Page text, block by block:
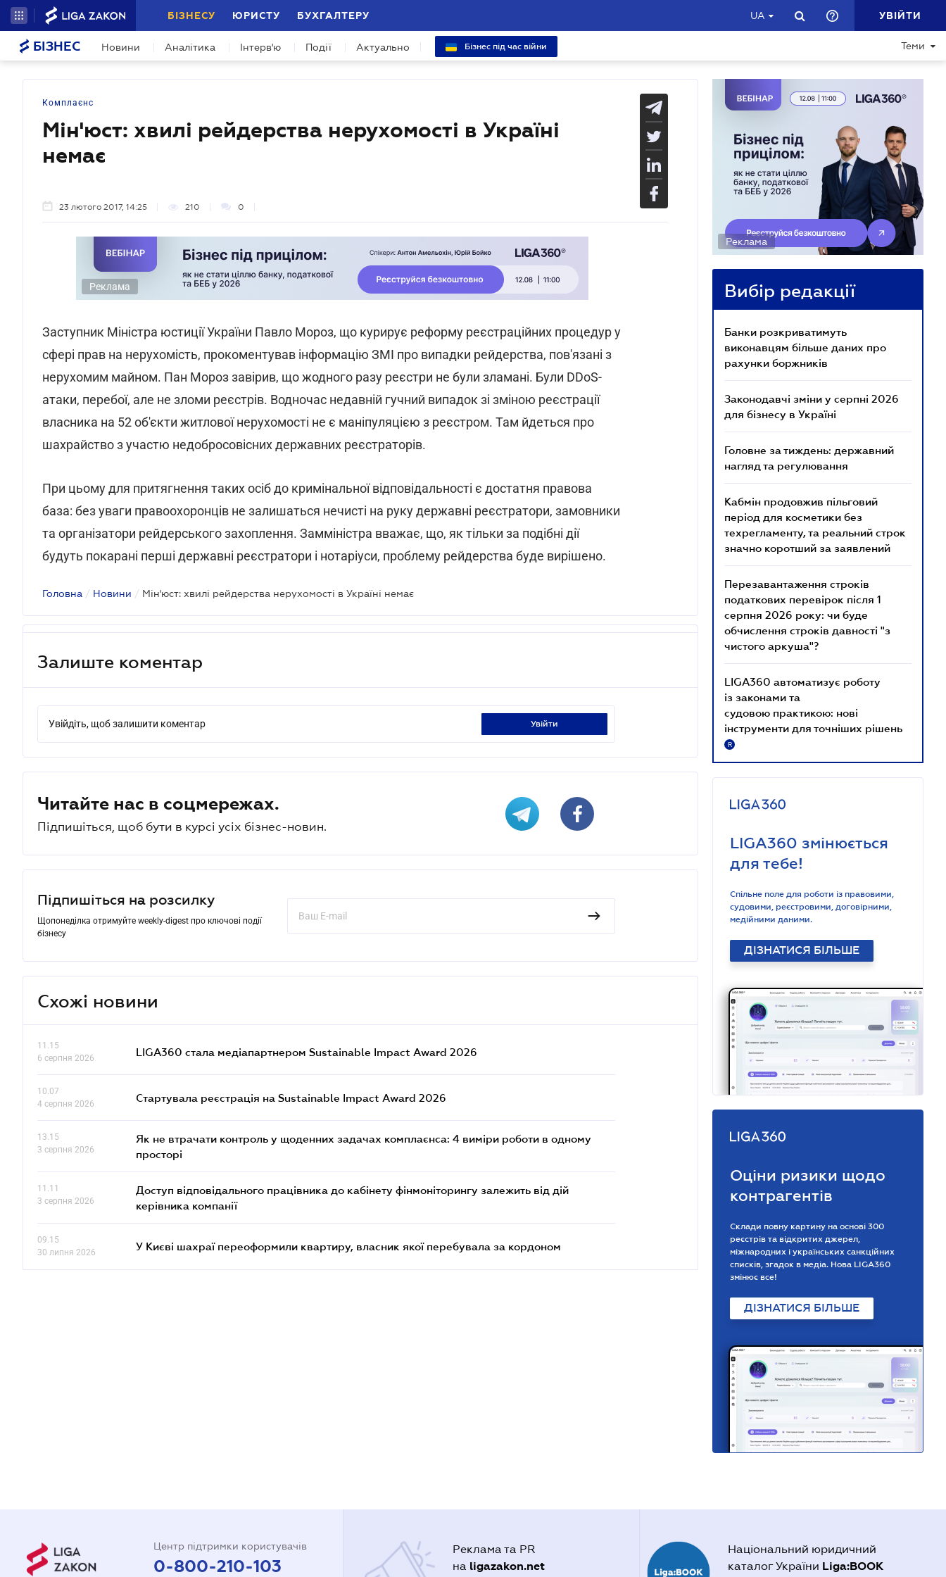
БІЗНЕСУ ЮРИСТУ БУХГАЛТЕРУ UA УВІЙТИ
БІЗНЕС Новини Аналітика Інтерв'ю Події Актуально Бізнес під час війни Теми
Комплаєнс
Мін'юст: хвилі рейдерства нерухомості в Україні
немає
23 лютого 2017, 14:25 210 0
Реклама
Заступник Міністра юстиції України Павло Мороз, що курирує реформу реєстраційних процедур у
сфері прав на нерухомість, прокоментував інформацію ЗМІ про випадки рейдерства, пов'язані з
нерухомим майном. Пан Мороз завірив, що жодного разу реєстри не були зламані. Були DDoS-
атаки, перебої, але не зломи реєстрів. Водночас недавній гучний випадок зі зміною реєстрації
власника на 52 об'єкти житлової нерухомості не є маніпуляцією з реєстром. Там йдеться про
шахрайство з участю недобросовісних державних реєстраторів.
При цьому для притягнення таких осіб до кримінальної відповідальності є достатня правова
база: без уваги правоохоронців не залишаться нечисті на руку державні реєстратори, замовники
та організатори рейдерського захоплення. Замміністра вважає, що, як тільки за подібні дії
будуть покарані перші державні реєстратори і нотаріуси, проблему рейдерства буде вирішено.
Головна / Новини / Мін'юст: хвилі рейдерства нерухомості в Україні немає
Залиште коментар
Увійдіть, щоб залишити коментар увійти
Читайте нас в соцмережах.
Підпишіться, щоб бути в курсі усіх бізнес-новин.
Підпишіться на розсилку
Щопонеділка отримуйте weekly-digest про ключові події
бізнесу
Схожі новини
11.15
6 серпня 2026
LIGA360 стала медіапартнером Sustainable Impact Award 2026
10.07
4 серпня 2026
Стартувала реєстрація на Sustainable Impact Award 2026
13.15
3 серпня 2026
Як не втрачати контроль у щоденних задачах комплаєнса: 4 виміри роботи в одному
просторі
11.11
3 серпня 2026
Доступ відповідального працівника до кабінету фінмоніторингу залежить від дій
керівника компанії
09.15
30 липня 2026
У Києві шахраї переоформили квартиру, власник якої перебувала за кордоном
Реклама
Вибір редакції
Банки розкриватимуть
виконавцям більше даних про
рахунки боржників
Законодавчі зміни у серпні 2026
для бізнесу в Україні
Головне за тиждень: державний
нагляд та регулювання
Кабмін продовжив пільговий
період для косметики без
техрегламенту, та реальний строк
значно коротший за заявлений
Перезавантаження строків
податкових перевірок після 1
серпня 2026 року: чи буде
обчислення строків давності "з
чистого аркуша"?
LIGA360 автоматизує роботу
із законами та
судовою практикою: нові
інструменти для точніших рішень
R
LIGA360 змінюється
для тебе!
Спільне поле для роботи із правовими,
судовими, реєстровими, договірними,
медійними даними.
ДІЗНАТИСЯ БІЛЬШЕ
Оціни ризики щодо
контрагентів
Склади повну картину на основі 300
реєстрів та відкритих джерел,
міжнародних і українських санкційних
списків, згадок в медіа. Нова LIGA360
змінює все!
ДІЗНАТИСЯ БІЛЬШЕ
Центр підтримки користувачів
0-800-210-103
Реклама та PR
на ligazakon.net
Національний юридичний
каталог України Liga:BOOK